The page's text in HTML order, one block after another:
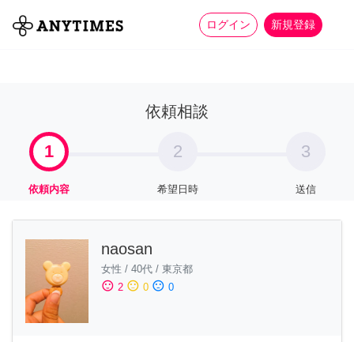
ログイン 新規登録
全て 家事 more_horiz
依頼相談
1
依頼内容
2
希望日時
3
送信
naosan
女性 / 40代 / 東京都
sentiment_satisfied 2 sentiment_neutral 0 sentiment_dissatisfied 0